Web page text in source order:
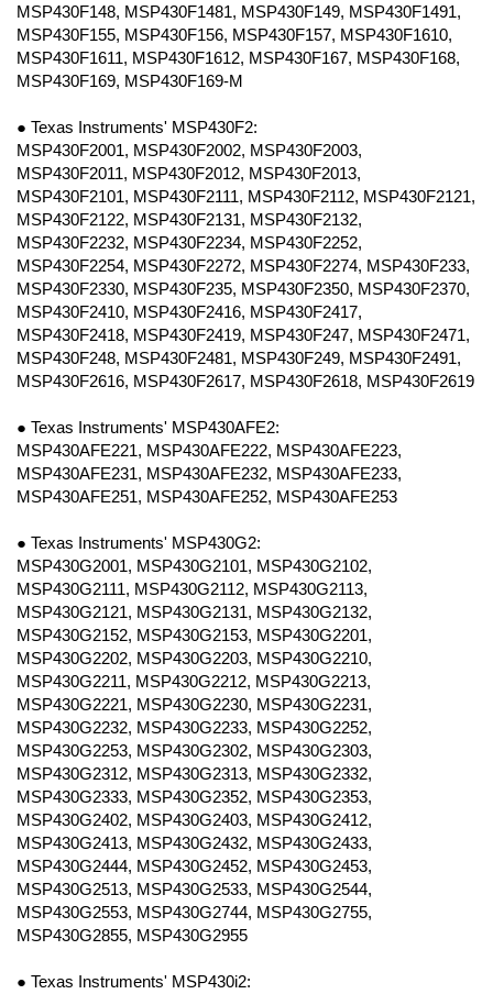
MSP430F148, MSP430F1481, MSP430F149, MSP430F1491,
MSP430F155, MSP430F156, MSP430F157, MSP430F1610,
MSP430F1611, MSP430F1612, MSP430F167, MSP430F168,
MSP430F169, MSP430F169-M
● Texas Instruments' MSP430F2:
MSP430F2001, MSP430F2002, MSP430F2003,
MSP430F2011, MSP430F2012, MSP430F2013,
MSP430F2101, MSP430F2111, MSP430F2112, MSP430F2121,
MSP430F2122, MSP430F2131, MSP430F2132,
MSP430F2232, MSP430F2234, MSP430F2252,
MSP430F2254, MSP430F2272, MSP430F2274, MSP430F233,
MSP430F2330, MSP430F235, MSP430F2350, MSP430F2370,
MSP430F2410, MSP430F2416, MSP430F2417,
MSP430F2418, MSP430F2419, MSP430F247, MSP430F2471,
MSP430F248, MSP430F2481, MSP430F249, MSP430F2491,
MSP430F2616, MSP430F2617, MSP430F2618, MSP430F2619
● Texas Instruments' MSP430AFE2:
MSP430AFE221, MSP430AFE222, MSP430AFE223,
MSP430AFE231, MSP430AFE232, MSP430AFE233,
MSP430AFE251, MSP430AFE252, MSP430AFE253
● Texas Instruments' MSP430G2:
MSP430G2001, MSP430G2101, MSP430G2102,
MSP430G2111, MSP430G2112, MSP430G2113,
MSP430G2121, MSP430G2131, MSP430G2132,
MSP430G2152, MSP430G2153, MSP430G2201,
MSP430G2202, MSP430G2203, MSP430G2210,
MSP430G2211, MSP430G2212, MSP430G2213,
MSP430G2221, MSP430G2230, MSP430G2231,
MSP430G2232, MSP430G2233, MSP430G2252,
MSP430G2253, MSP430G2302, MSP430G2303,
MSP430G2312, MSP430G2313, MSP430G2332,
MSP430G2333, MSP430G2352, MSP430G2353,
MSP430G2402, MSP430G2403, MSP430G2412,
MSP430G2413, MSP430G2432, MSP430G2433,
MSP430G2444, MSP430G2452, MSP430G2453,
MSP430G2513, MSP430G2533, MSP430G2544,
MSP430G2553, MSP430G2744, MSP430G2755,
MSP430G2855, MSP430G2955
● Texas Instruments' MSP430i2: